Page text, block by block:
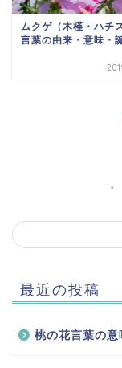
ムクゲ（木槿・ハチ
言葉の由来・意味・
最近の投稿
桃の花言葉の